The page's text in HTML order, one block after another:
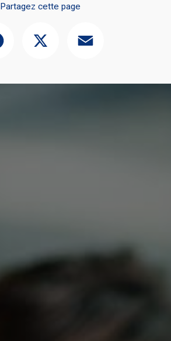
Partagez cette page